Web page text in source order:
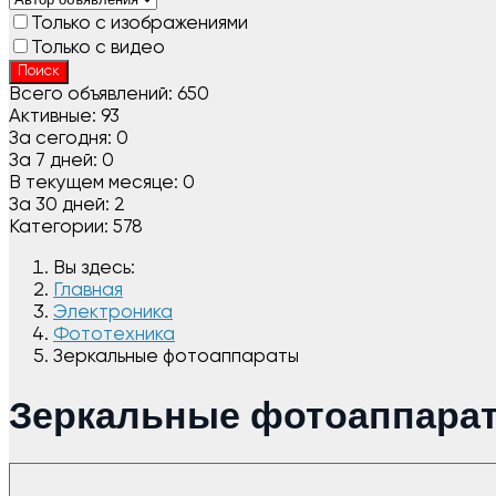
Только с изображениями
Только с видео
Поиск
Всего объявлений: 650
Активные: 93
За сегодня: 0
За 7 дней: 0
В текущем месяце: 0
За 30 дней: 2
Категории: 578
Вы здесь:
Главная
Электроника
Фототехника
Зеркальные фотоаппараты
Зеркальные